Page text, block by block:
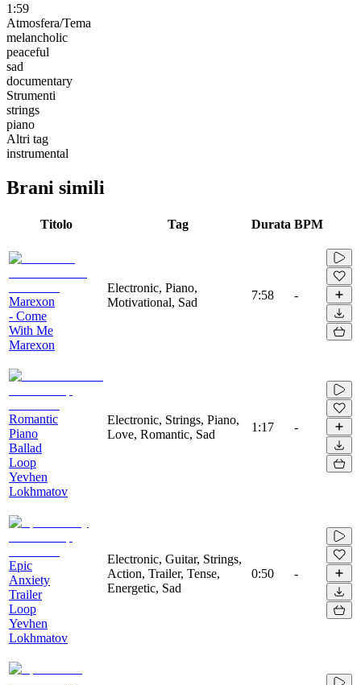
1:59
Atmosfera/Tema
melancholic
peaceful
sad
documentary
Strumenti
strings
piano
Altri tag
instrumental
Brani simili
Titolo Tag Durata BPM
Marexon
- Come
With Me
Marexon
Electronic, Piano,
Motivational, Sad
7:58 -
Romantic
Piano
Ballad
Loop
Yevhen
Lokhmatov
Electronic, Strings, Piano,
Love, Romantic, Sad
1:17 -
Epic
Anxiety
Trailer
Loop
Yevhen
Lokhmatov
Electronic, Guitar, Strings,
Action, Trailer, Tense,
Energetic, Sad
0:50 -